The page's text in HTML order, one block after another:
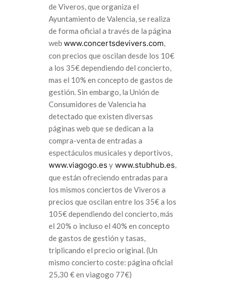
de Viveros, que organiza el
Ayuntamiento de Valencia, se realiza
de forma oficial a través de la página
web www.concertsdevivers.com,
con precios que oscilan desde los 10€
a los 35€ dependiendo del concierto,
mas el 10% en concepto de gastos de
gestión. Sin embargo, la Unión de
Consumidores de Valencia ha
detectado que existen diversas
páginas web que se dedican a la
compra-venta de entradas a
espectáculos musicales y deportivos,
www.viagogo.es y www.stubhub.es,
que están ofreciendo entradas para
los mismos conciertos de Viveros a
precios que oscilan entre los 35€ a los
105€ dependiendo del concierto, más
el 20% o incluso el 40% en concepto
de gastos de gestión y tasas,
triplicando el precio original. (Un
mismo concierto coste: página oficial
25,30 € en viagogo 77€)